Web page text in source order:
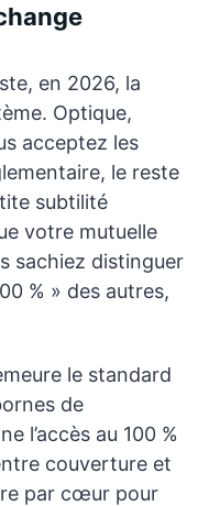
en 2026, la
Optique,
acceptez les
le reste
subtilité
votre mutuelle
sachiez distinguer
% » des autres,
le standard
de
l’accès au 100 %
couverture et
par cœur pour